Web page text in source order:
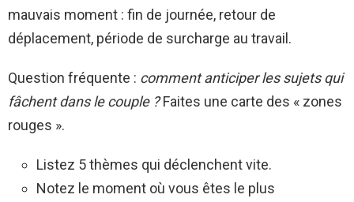
mauvais moment : fin de journée, retour de
déplacement, période de surcharge au travail.
Question fréquente : comment anticiper les sujets qui
fâchent dans le couple ?Faites une carte des « zones
rouges ».
Listez 5 thèmes qui déclenchent vite.
Notez le moment où vous êtes le plus